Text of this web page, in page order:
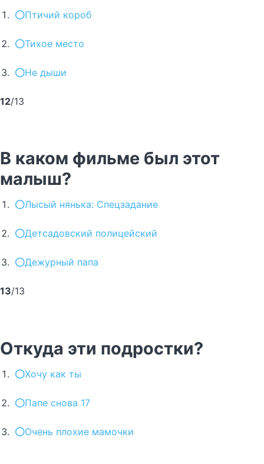
Птичий короб
Тихое место
Не дыши
12/13
В каком фильме был этот
малыш?
Лысый нянька: Спецзадание
Детсадовский полицейский
Дежурный папа
13/13
Откуда эти подростки?
Хочу как ты
Папе снова 17
Очень плохие мамочки